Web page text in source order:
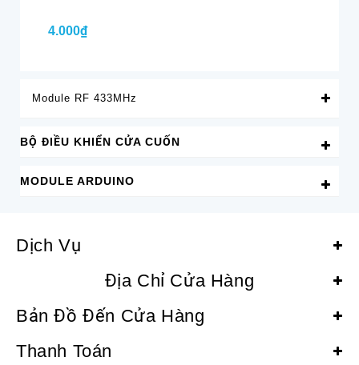
4.000₫
Module RF 433MHz
BỘ ĐIỀU KHIỂN CỬA CUỐN
MODULE ARDUINO
Dịch Vụ
Địa Chỉ Cửa Hàng
Bản Đồ Đến Cửa Hàng
Thanh Toán